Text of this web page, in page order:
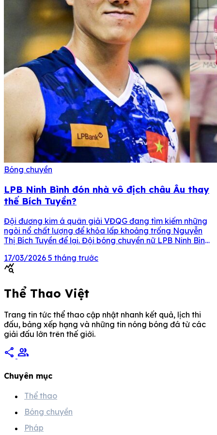
Bóng chuyền
LPB Ninh Bình đón nhà vô địch châu Âu thay
thế Bích Tuyền?
Đội đương kim á quân giải VĐQG đang tìm kiếm những
ngòi nổ chất lượng để khỏa lấp khoảng trống Nguyễn
Thị Bích Tuyền để lại. Đội bóng chuyền nữ LPB Ninh Bình
các trận đấu thuộc Giai đoạn 1 Giải Bóng chuyền […]
17/03/2026 5 tháng trước
query_stats
Thể Thao Việt
Trang tin tức thể thao cập nhật nhanh kết quả, lịch thi
đấu, bảng xếp hạng và những tin nóng bóng đá từ các
giải đấu lớn trên thế giới.
share group
Chuyên mục
Thể thao
Bóng chuyền
Pháp